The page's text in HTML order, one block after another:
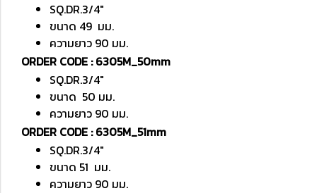
SQ.DR.3/4"
ขนาด 49 มม.
ความยาว 90 มม.
ORDER CODE : 6305M_50mm
SQ.DR.3/4"
ขนาด 50 มม.
ความยาว 90 มม.
ORDER CODE : 6305M_51mm
SQ.DR.3/4"
ขนาด 51 มม.
ความยาว 90 มม.